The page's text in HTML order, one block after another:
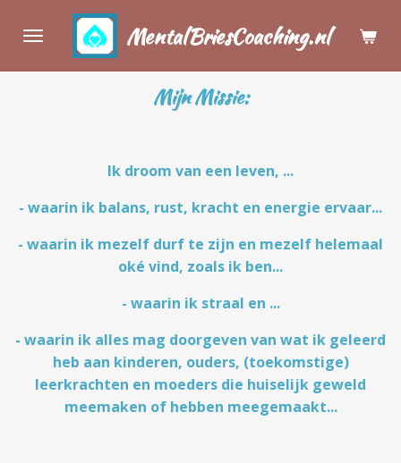
direct
MentalBriesCoaching.nl
Mijn Missie:
Ik droom van een leven, ...
- waarin ik balans, rust, kracht en energie ervaar...
- waarin ik mezelf durf te zijn en mezelf helemaal
oké vind, zoals ik ben...
- waarin ik straal en ...
- waarin ik alles mag doorgeven van wat ik geleerd
heb aan kinderen, ouders, (toekomstige)
leerkrachten en moeders die huiselijk geweld
meemaken of hebben meegemaakt...